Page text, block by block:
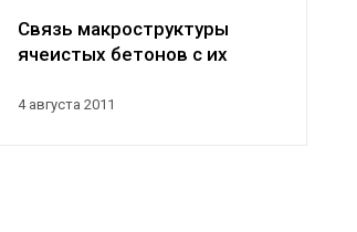
4 августа 2011
Связь макроструктуры
ячеистых бетонов с их